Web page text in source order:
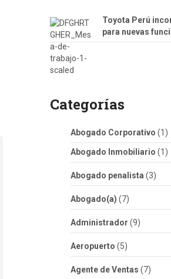
Toyota Perú
para nuevas
Categorías
Abogado Corporativo (1)
Abogado Inmobiliario (1)
Abogado penalista (3)
Abogado(a) (7)
Administrador (9)
Aeropuerto (5)
Agente de Ventas (7)